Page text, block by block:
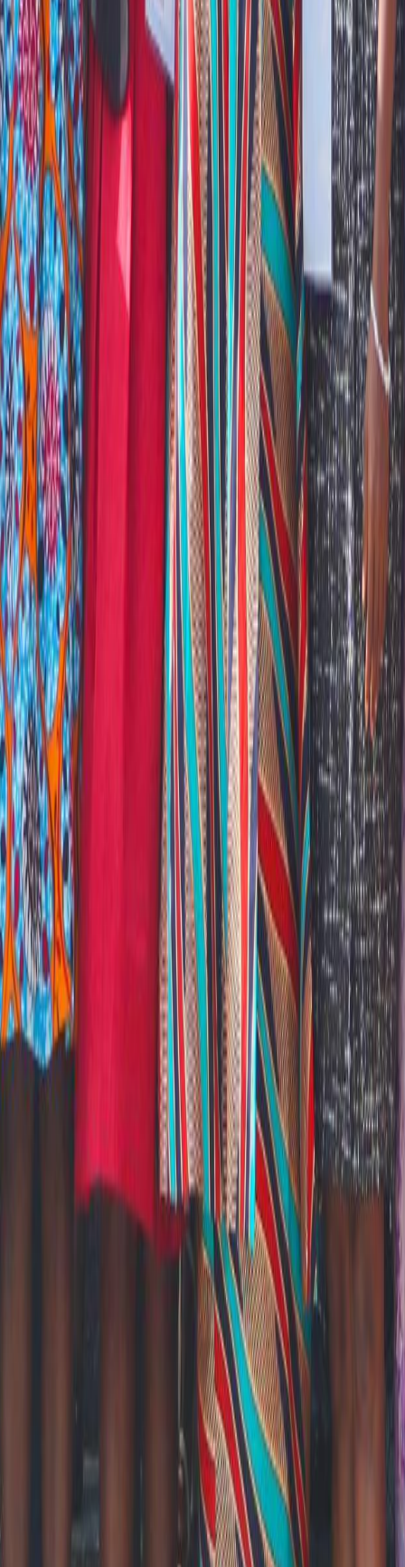
WILDAF - AO
WiLDAF, Bureau Sous Régional pour l’Afrique de l’Ouest
(WiLDAF-AO)
a été créé en avril 1997. Il fait partie d’un vaste
réseau panafricain d’organisations non gouvernementales de
droits des femmes et d’individus créé en 1990 dont le siège
initialement à Hararé, a été transféré à Lomé, Togo. Il est dédié
à promouvoir et à renforcer les stratégies qui lient le droit au
développement afin d’accroître la participation et l’influence
des femmes à tous les niveaux pour l’émergence
d’une
culture d’exercice et de respect des droits des
…Lire plus
Valeurs
Les droits humains sont universels, inaliénables,
indivisibles... Lire la suite